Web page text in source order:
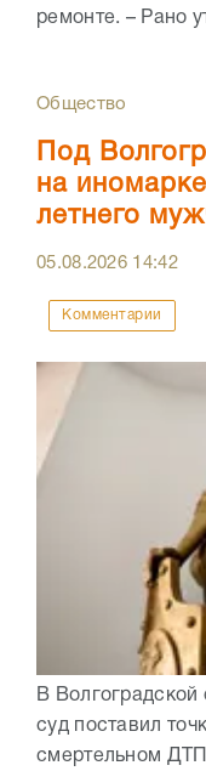
ремонте. – Рано
Общество
Под
на
летнего
05.08.2026 14:42
Комментарии
В Волгоградской
суд поставил
смертельном